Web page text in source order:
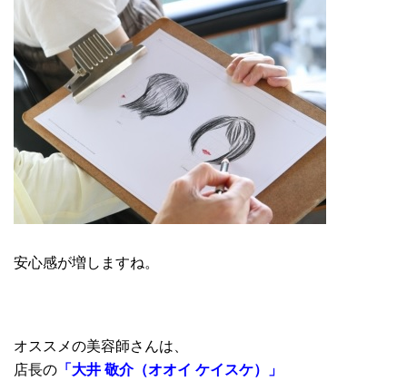
安心感が増しますね。
オススメの美容師さんは、
店長の 「大井 敬介（オオイ ケイスケ）」